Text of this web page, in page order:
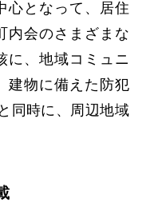
心となって、居住
内会のさまざまな
に、地域コミュニ
建物に備えた防犯
同時に、周辺地域